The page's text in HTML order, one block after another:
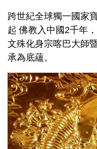
跨世紀全球獨一國家
起 佛教入中國2千年
文殊化身宗喀巴大師
承為底蘊。